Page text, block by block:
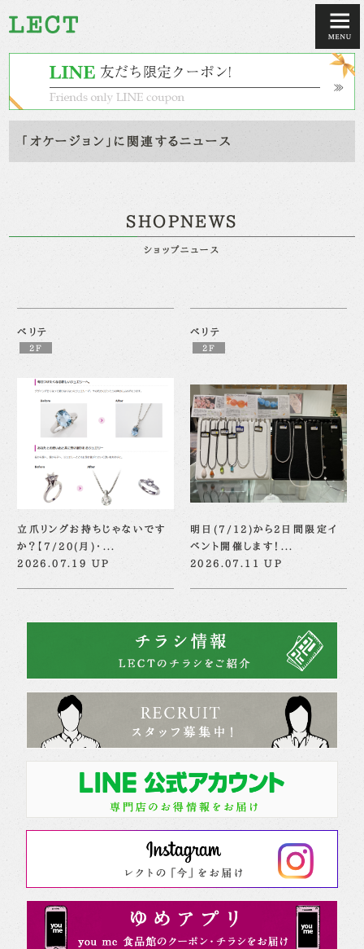
「オケージョン」に関連するニュース
SHOPNEWS
ショップニュース
ベリテ
2F
立爪リングお持ちじゃないです
か？【7/20(月)・...
2026.07.19 UP
ベリテ
2F
明日(7/12)から2日間限定イ
ベント開催します！...
2026.07.11 UP